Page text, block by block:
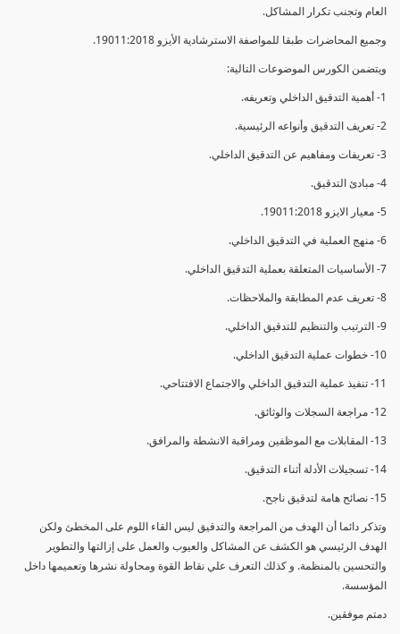
العام وتجنب تكرار المشاكل.
وجميع المحاضرات طبقا للمواصفة الاسترشادية الأيزو 19011:2018.
ويتضمن الكورس الموضوعات التالية:
1- أهمية التدقيق الداخلي وتعريفه.
2- تعريف التدقيق وأنواعه الرئيسية.
3- تعريفات ومفاهيم عن التدقيق الداخلي.
4- مبادئ التدقيق.
5- معيار الايزو 19011:2018.
6- منهج العملية في التدقيق الداخلي.
7- الأساسيات المتعلقة بعملية التدقيق الداخلي.
8- تعريف عدم المطابقة والملاحظات.
9- الترتيب والتنظيم للتدقيق الداخلي.
10- خطوات عملية التدقيق الداخلي.
11- تنفيذ عملية التدقيق الداخلي والاجتماع الافتتاحي.
12- مراجعة السجلات والوثائق.
13- المقابلات مع الموظفين ومراقبة الانشطة والمرافق.
14- تسجيلات الأدلة أثناء التدقيق.
15- نصائح هامة لتدقيق ناجح.
وتذكر دائما أن الهدف من المراجعة والتدقيق ليس القاء اللوم على المخطئ ولكن
الهدف الرئيسي هو الكشف عن المشاكل والعيوب والعمل على إزالتها والتطوير
والتحسين بالمنظمة. و كذلك التعرف علي نقاط القوة ومحاولة نشرها وتعميمها داخل
المؤسسة.
دمتم موفقين.